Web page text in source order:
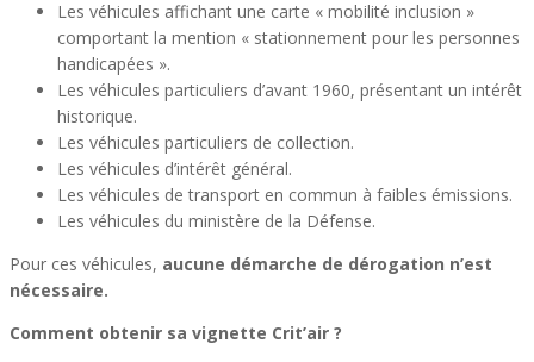
Les véhicules affichant une carte « mobilité inclusion »
comportant la mention « stationnement pour les personnes
handicapées ».
Les véhicules particuliers d’avant 1960, présentant un intérêt
historique.
Les véhicules particuliers de collection.
Les véhicules d’intérêt général.
Les véhicules de transport en commun à faibles émissions.
Les véhicules du ministère de la Défense.
Pour ces véhicules, aucune démarche de dérogation n’est
nécessaire.
Comment obtenir sa vignette Crit’air ?